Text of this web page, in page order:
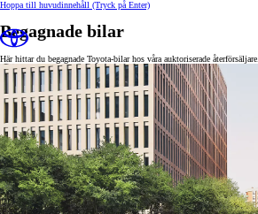
Hoppa till huvudinnehåll (Tryck på Enter)
Begagnade bilar
Här hittar du begagnade Toyota-bilar hos våra auktoriserade återförsäljare.